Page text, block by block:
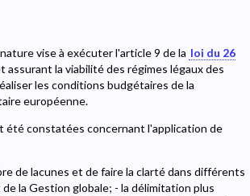
vise à exécuter l'article 9 de la loi du 26
la viabilité des régimes légaux des
les conditions budgétaires de la
européenne.
été constatées concernant l'application de
de lacunes et de faire la clarté dans différents
la Gestion globale; - la délimitation plus